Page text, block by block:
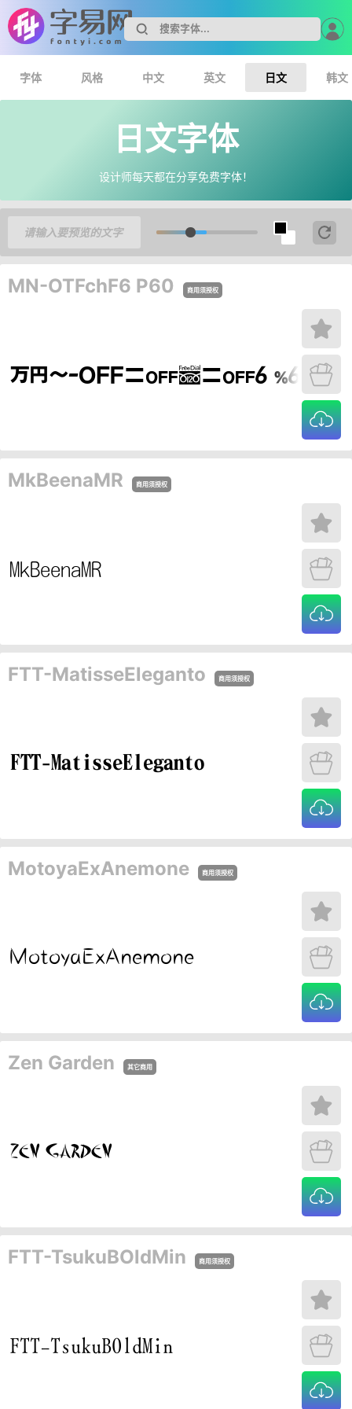
字体 风格 中文 英文 日文 韩文
日文字体
设计师每天都在分享免费字体！
MN-OTFchF6 P60 商用须授权
MkBeenaMR 商用须授权
FTT-MatisseEleganto 商用须授权
MotoyaExAnemone 商用须授权
Zen Garden 其它商用
FTT-TsukuBOldMin 商用须授权